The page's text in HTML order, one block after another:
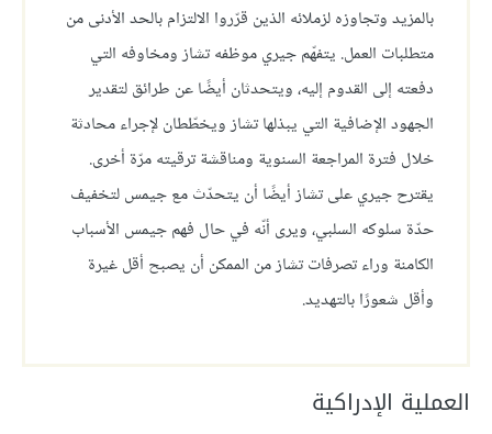
بالمزيد وتجاوزه لزملائه الذين قرّروا الالتزام بالحد الأدنى من
متطلبات العمل. يتفهّم جيري موظفه تشاز ومخاوفه التي
دفعته إلى القدوم إليه، ويتحدثان أيضًا عن طرائق لتقدير
الجهود الإضافية التي يبذلها تشاز ويخطّطان لإجراء محادثة
خلال فترة المراجعة السنوية ومناقشة ترقيته مرّة أخرى.
يقترح جيري على تشاز أيضًا أن يتحدّث مع جيمس لتخفيف
حدّة سلوكه السلبي، ويرى أنّه في حال فهم جيمس الأسباب
الكامنة وراء تصرفات تشاز من الممكن أن يصبح أقل غيرة
وأقل شعورًا بالتهديد.
العملية الإدراكية